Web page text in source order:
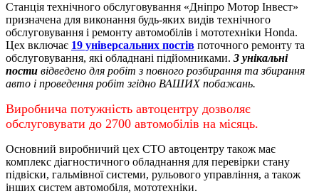
Станція технічного обслуговування «Дніпро Мотор Інвест»
призначена для виконання будь-яких видів технічного
обслуговування і ремонту автомобілів і мототехніки Honda.
Цех включає 19 універсальних постів поточного ремонту та
обслуговування, які обладнані підйомниками. 3 унікальні
пости відведено для робіт з повного розбирання та збирання
авто і проведення робіт згідно ВАШИХ побажань.
Виробнича потужність автоцентру дозволяє
обслуговувати до 2700 автомобілів на місяць.
Основний виробничий цех СТО автоцентру також має
комплекс діагностичного обладнання для перевірки стану
підвіски, гальмівної системи, рульового управління, а також
інших систем автомобіля, мототехніки.